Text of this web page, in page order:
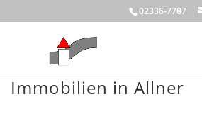
to
02336-7787
Immobilien in Allner